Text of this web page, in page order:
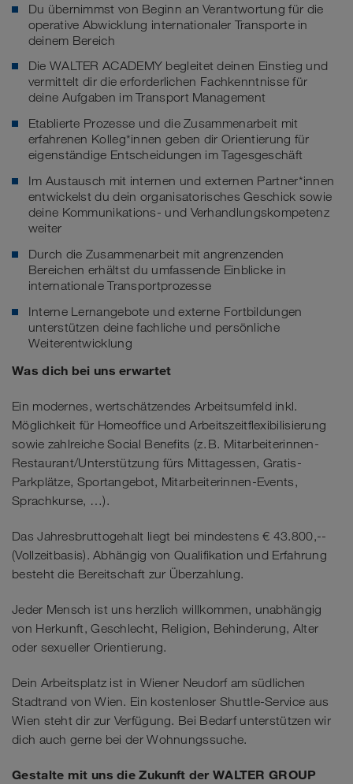
Du übernimmst von Beginn an Verantwortung für die
operative Abwicklung internationaler Transporte in
deinem Bereich
Die WALTER ACADEMY begleitet deinen Einstieg und
vermittelt dir die erforderlichen Fachkenntnisse für
deine Aufgaben im Transport Management
Etablierte Prozesse und die Zusammenarbeit mit
erfahrenen Kolleg*innen geben dir Orientierung für
eigenständige Entscheidungen im Tagesgeschäft
Im Austausch mit internen und externen Partner*innen
entwickelst du dein organisatorisches Geschick sowie
deine Kommunikations- und Verhandlungskompetenz
weiter
Durch die Zusammenarbeit mit angrenzenden
Bereichen erhältst du umfassende Einblicke in
internationale Transportprozesse
Interne Lernangebote und externe Fortbildungen
unterstützen deine fachliche und persönliche
Weiterentwicklung
Was dich bei uns erwartet
Ein modernes, wertschätzendes Arbeitsumfeld inkl.
Möglichkeit für Homeoffice und Arbeitszeitflexibilisierung
sowie zahlreiche Social Benefits (z. B. Mitarbeiterinnen-
Restaurant/Unterstützung fürs Mittagessen, Gratis-
Parkplätze, Sportangebot, Mitarbeiterinnen-Events,
Sprachkurse, …).
Das Jahresbruttogehalt liegt bei mindestens € 43.800,--
(Vollzeitbasis). Abhängig von Qualifikation und Erfahrung
besteht die Bereitschaft zur Überzahlung.
Jeder Mensch ist uns herzlich willkommen, unabhängig
von Herkunft, Geschlecht, Religion, Behinderung, Alter
oder sexueller Orientierung.
Dein Arbeitsplatz ist in Wiener Neudorf am südlichen
Stadtrand von Wien. Ein kostenloser Shuttle-Service aus
Wien steht dir zur Verfügung. Bei Bedarf unterstützen wir
dich auch gerne bei der Wohnungssuche.
Gestalte mit uns die Zukunft der WALTER GROUP